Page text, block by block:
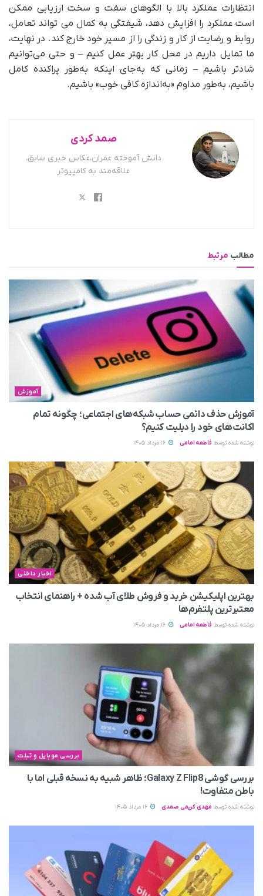
انتظارات عملکرد بالا با الگوهای سفت و سخت ارزیابی ممکن
است عملکرد را افزایش دهد، شیفتگی به کمال می تواند تعامل،
روابط و رضایت از کار و زندگی را از مسیر خود خارج کند. در نهایت،
ما تمایل داریم در محل کار بهتر عمل کنیم – و حتی می‌توانیم
شادتر باشیم – زمانی که به‌جای اینکه به‌طور پراکنده کامل
باشیم، به‌طور مداوم «به‌اندازه کافی خوب» باشیم.
صمد کردی
دانش آموخته عمران،عکاس خبری سابق،
علاقه‌مند به کامپیوتر
مطالب مرتبط
آموزش
آموزش حذف دائمی حساب شبکه‌های اجتماعی؛ چگونه تمام
اکانت‌های خود را دیلیت کنیم؟
نوشته شده توسط فاطمه امامی
اخبار داخلی
بهترین اپلیکیشن خرید و فروش طلای آب شده + راهنمای انتخاب
معتبرترین پلتفرم‌ها
نوشته شده توسط فاطمه امامی
بررسی موبایل و تبلت
بررسی گوشی Galaxy Z Flip8؛ ظاهر شبیه به نسخه قبلی اما با
باطن متفاوت!
نوشته شده توسط مهدی کریمی صمدی